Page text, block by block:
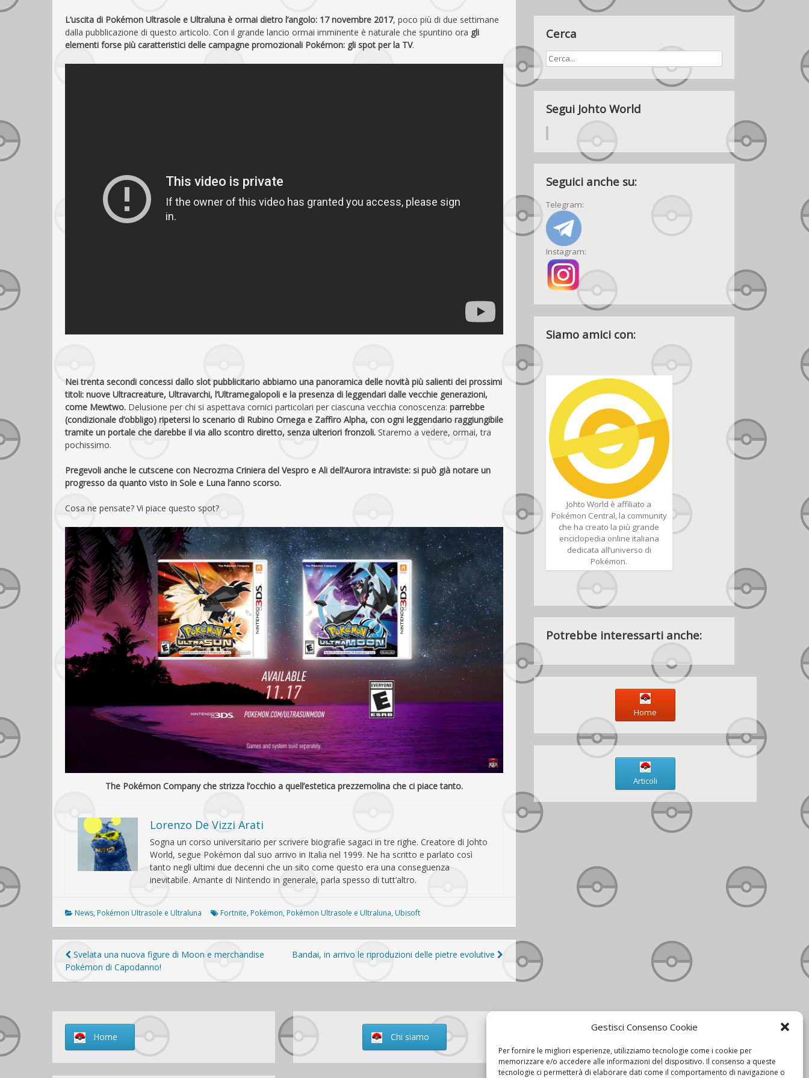
Gestisci Consenso Cookie
Per fornire le migliori esperienze, utilizziamo tecnologie come i cookie per
memorizzare e/o accedere alle informazioni del dispositivo. Il consenso a queste
tecnologie ci permetterà di elaborare dati come il comportamento di navigazione o
L’uscita di Pokémon Ultrasole e Ultraluna è ormai dietro l’angolo: 17 novembre 2017, poco più di due settimane
dalla pubblicazione di questo articolo. Con il grande lancio ormai imminente è naturale che spuntino ora gli
elementi forse più caratteristici delle campagne promozionali Pokémon: gli spot per la TV.
Nei trenta secondi concessi dallo slot pubblicitario abbiamo una panoramica delle novità più salienti dei prossimi
titoli: nuove Ultracreature, Ultravarchi, l’Ultramegalopoli e la presenza di leggendari dalle vecchie generazioni,
come Mewtwo. Delusione per chi si aspettava cornici particolari per ciascuna vecchia conoscenza: parrebbe
(condizionale d’obbligo) ripetersi lo scenario di Rubino Omega e Zaffiro Alpha, con ogni leggendario raggiungibile
tramite un portale che darebbe il via allo scontro diretto, senza ulteriori fronzoli. Staremo a vedere, ormai, tra
pochissimo.
Pregevoli anche le cutscene con Necrozma Criniera del Vespro e Ali dell’Aurora intraviste: si può già notare un
progresso da quanto visto in Sole e Luna l’anno scorso.
Cosa ne pensate? Vi piace questo spot?
The Pokémon Company che strizza l’occhio a quell’estetica prezzemolina che ci piace tanto.
Lorenzo De Vizzi Arati
Sogna un corso universitario per scrivere biografie sagaci in tre righe. Creatore di Johto
World, segue Pokémon dal suo arrivo in Italia nel 1999. Ne ha scritto e parlato così
tanto negli ultimi due decenni che un sito come questo era una conseguenza
inevitabile. Amante di Nintendo in generale, parla spesso di tutt’altro.
News, Pokémon Ultrasole e Ultraluna Fortnite, Pokémon, Pokémon Ultrasole e Ultraluna, Ubisoft
Navigazione
articoli
Svelata una nuova figure di Moon e merchandise
Pokémon di Capodanno!
Bandai, in arrivo le riproduzioni delle pietre evolutive
Cerca
Segui Johto World
Seguici anche su:
Telegram:
Instagram:
Siamo amici con:
Johto World è affiliato a
Pokémon Central, la community
che ha creato la più grande
enciclopedia online italiana
dedicata all’universo di
Pokémon.
Potrebbe interessarti anche:
Home
Articoli
Home Chi siamo